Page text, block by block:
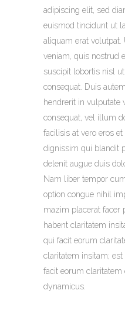
adipiscing elit, sed
euismod tincidunt ut
aliquam erat
veniam, quis nostrud
suscipit lobortis nisl
consequat. Duis
hendrerit in vulputate
consequat, vel illum
facilisis at vero eros
dignissim qui blandit
delenit augue duis
Nam liber tempor
option congue nihil
mazim placerat facer
habent claritatem
qui facit eorum
claritatem insitam;
facit eorum claritatem
dynamicus.